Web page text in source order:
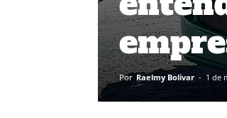
Por Raelmy Bolivar - 1 de